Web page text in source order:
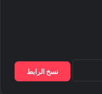
نسخ الرابط